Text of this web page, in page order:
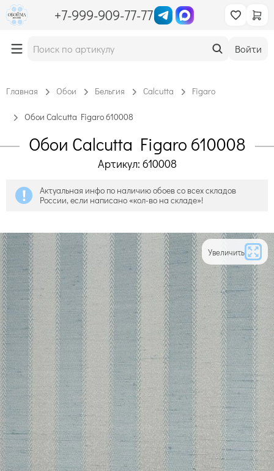
+7-999-909-77-77
Войти
Главная Обои Бельгия Calcutta Figaro
Обои Calcutta Figaro 610008
Обои Calcutta Figaro 610008
Артикул: 610008
Актуальная инфо по наличию обоев со всех складов
России, если написано «кол-во на складе»!
Увеличить